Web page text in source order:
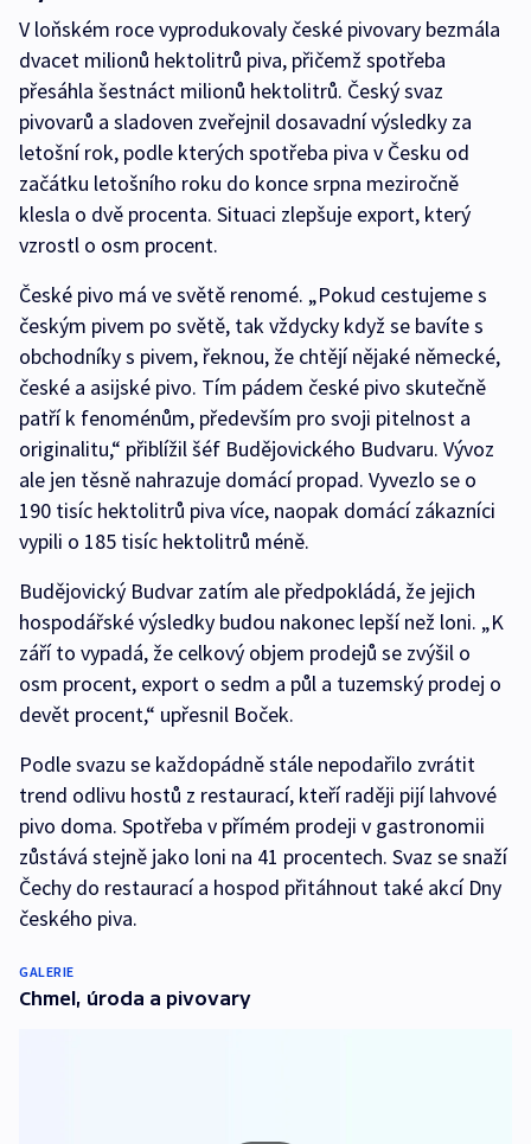
V loňském roce vyprodukovaly české pivovary bezmála
dvacet milionů hektolitrů piva, přičemž spotřeba
přesáhla šestnáct milionů hektolitrů. Český svaz
pivovarů a sladoven zveřejnil dosavadní výsledky za
letošní rok, podle kterých spotřeba piva v Česku od
začátku letošního roku do konce srpna meziročně
klesla o dvě procenta. Situaci zlepšuje export, který
vzrostl o osm procent.
České pivo má ve světě renomé. „Pokud cestujeme s
českým pivem po světě, tak vždycky když se bavíte s
obchodníky s pivem, řeknou, že chtějí nějaké německé,
české a asijské pivo. Tím pádem české pivo skutečně
patří k fenoménům, především pro svoji pitelnost a
originalitu,“ přiblížil šéf Budějovického Budvaru. Vývoz
ale jen těsně nahrazuje domácí propad. Vyvezlo se o
190 tisíc hektolitrů piva více, naopak domácí zákazníci
vypili o 185 tisíc hektolitrů méně.
Budějovický Budvar zatím ale předpokládá, že jejich
hospodářské výsledky budou nakonec lepší než loni. „K
září to vypadá, že celkový objem prodejů se zvýšil o
osm procent, export o sedm a půl a tuzemský prodej o
devět procent,“ upřesnil Boček.
Podle svazu se každopádně stále nepodařilo zvrátit
trend odlivu hostů z restaurací, kteří raději pijí lahvové
pivo doma. Spotřeba v přímém prodeji v gastronomii
zůstává stejně jako loni na 41 procentech. Svaz se snaží
Čechy do restaurací a hospod přitáhnout také akcí Dny
českého piva.
GALERIE
Chmel, úroda a pivovary